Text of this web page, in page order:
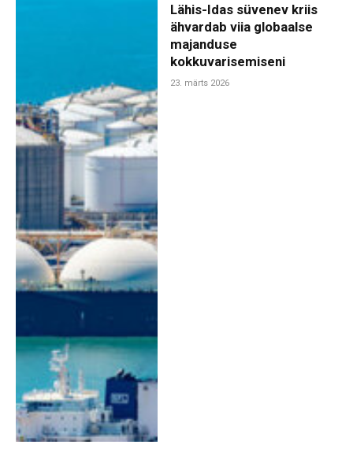
Lähis-Idas süvenev kriis
ähvardab viia globaalse
majanduse
kokkuvarisemiseni
23. märts 2026